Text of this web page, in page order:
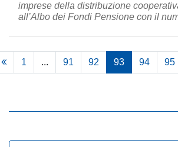
imprese della distribuzione
all’Albo dei Fondi Pensione con il
1 ... 91 92 93 94 95